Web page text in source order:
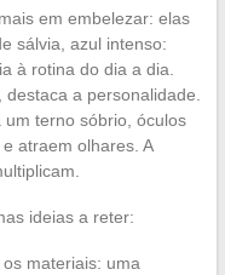
em embelezar: elas
sálvia, azul intenso:
à rotina do dia a dia.
a personalidade.
terno sóbrio, óculos
atraem olhares. A
ideias a reter:
materiais: uma